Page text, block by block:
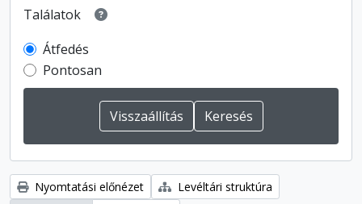
Találatok
Átfedés
Pontosan
Nyomtatási előnézet Levéltári struktúra